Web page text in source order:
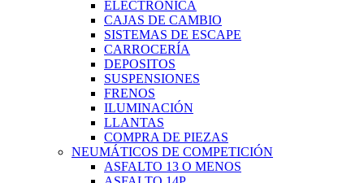
ELECTRÓNICA
CAJAS DE CAMBIO
SISTEMAS DE ESCAPE
CARROCERÍA
DEPOSITOS
SUSPENSIONES
FRENOS
ILUMINACIÓN
LLANTAS
COMPRA DE PIEZAS
NEUMÁTICOS DE COMPETICIÓN
ASFALTO 13 O MENOS